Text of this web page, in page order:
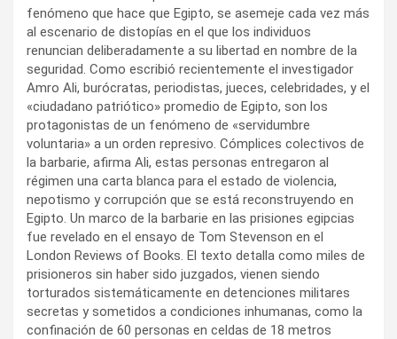
fenómeno que hace que Egipto, se asemeje cada vez más
al escenario de distopías en el que los individuos
renuncian deliberadamente a su libertad en nombre de la
seguridad. Como escribió recientemente el investigador
Amro Ali, burócratas, periodistas, jueces, celebridades, y el
«ciudadano patriótico» promedio de Egipto, son los
protagonistas de un fenómeno de «servidumbre
voluntaria» a un orden represivo. Cómplices colectivos de
la barbarie, afirma Ali, estas personas entregaron al
régimen una carta blanca para el estado de violencia,
nepotismo y corrupción que se está reconstruyendo en
Egipto. Un marco de la barbarie en las prisiones egipcias
fue revelado en el ensayo de Tom Stevenson en el
London Reviews of Books. El texto detalla como miles de
prisioneros sin haber sido juzgados, vienen siendo
torturados sistemáticamente en detenciones militares
secretas y sometidos a condiciones inhumanas, como la
confinación de 60 personas en celdas de 18 metros